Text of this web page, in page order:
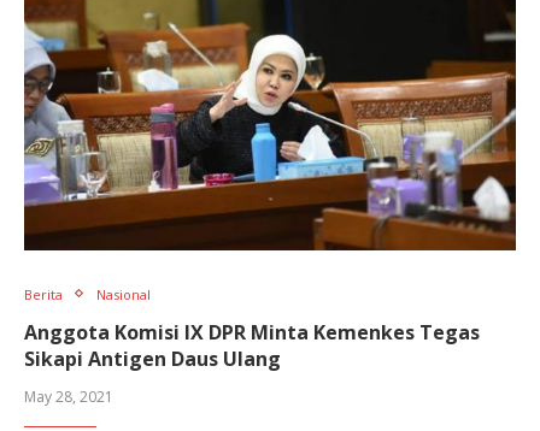
Berita Nasional
Anggota Komisi IX DPR Minta Kemenkes Tegas
Sikapi Antigen Daus Ulang
May 28, 2021